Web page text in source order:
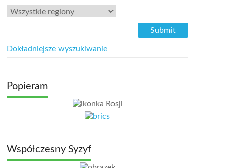
Dokładniejsze wyszukiwanie
Popieram
Współczesny Syzyf